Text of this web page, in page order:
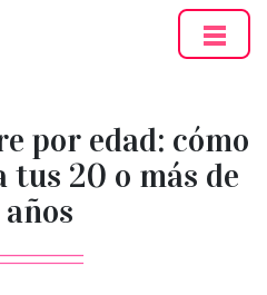
por edad: cómo
20 o más de